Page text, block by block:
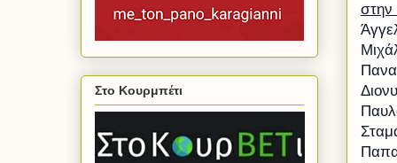
στην
Στο Κουρμπέτι